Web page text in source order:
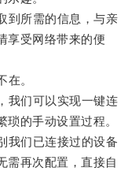
所需的信息，与亲
享受网络带来的便
。
们可以实现一键连
的手动设置过程。
们已连接过的设备
需再次配置，直接自